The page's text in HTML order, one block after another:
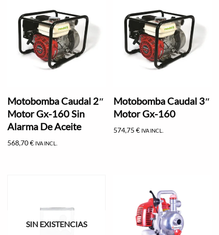
Motobomba Caudal 2″
Motor Gx-160 Sin
Alarma De Aceite
568,70€ IVA INCL.
Motobomba Caudal 3″
Motor Gx-160
574,75€ IVA INCL.
SIN EXISTENCIAS